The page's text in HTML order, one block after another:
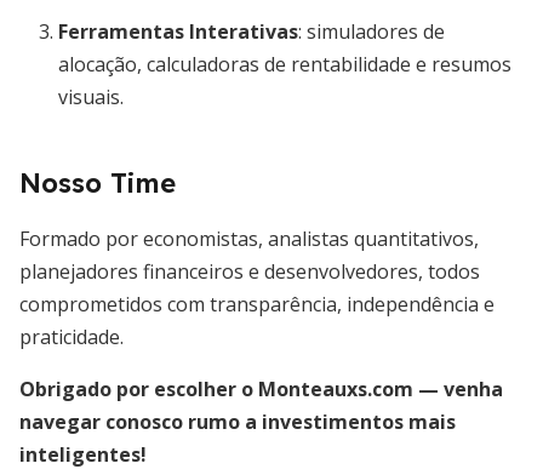
Ferramentas Interativas: simuladores de
alocação, calculadoras de rentabilidade e resumos
visuais.
Nosso Time
Formado por economistas, analistas quantitativos,
planejadores financeiros e desenvolvedores, todos
comprometidos com transparência, independência e
praticidade.
Obrigado por escolher o Monteauxs.com — venha
navegar conosco rumo a investimentos mais
inteligentes!